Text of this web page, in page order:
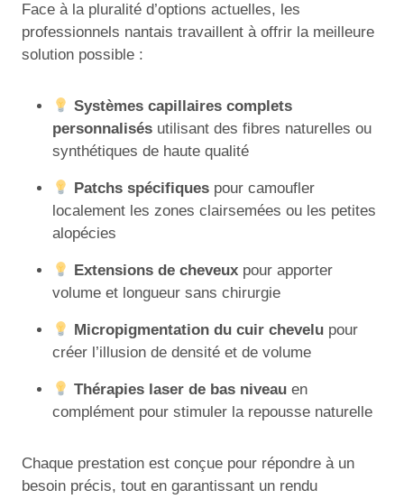
Face à la pluralité d’options actuelles, les
professionnels nantais travaillent à offrir la meilleure
solution possible :
Systèmes capillaires complets
personnalisés utilisant des fibres naturelles ou
synthétiques de haute qualité
Patchs spécifiques pour camoufler
localement les zones clairsemées ou les petites
alopécies
Extensions de cheveux pour apporter
volume et longueur sans chirurgie
Micropigmentation du cuir chevelu pour
créer l’illusion de densité et de volume
Thérapies laser de bas niveau en
complément pour stimuler la repousse naturelle
Chaque prestation est conçue pour répondre à un
besoin précis, tout en garantissant un rendu